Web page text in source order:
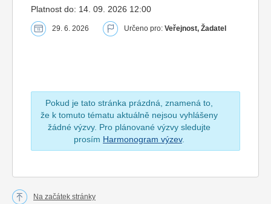
Platnost do: 14. 09. 2026 12:00
29. 6. 2026 Určeno pro: Veřejnost, Žadatel
Pokud je tato stránka prázdná, znamená to,
že k tomuto tématu aktuálně nejsou vyhlášeny
žádné výzvy. Pro plánované výzvy sledujte
prosím Harmonogram výzev.
Na začátek stránky